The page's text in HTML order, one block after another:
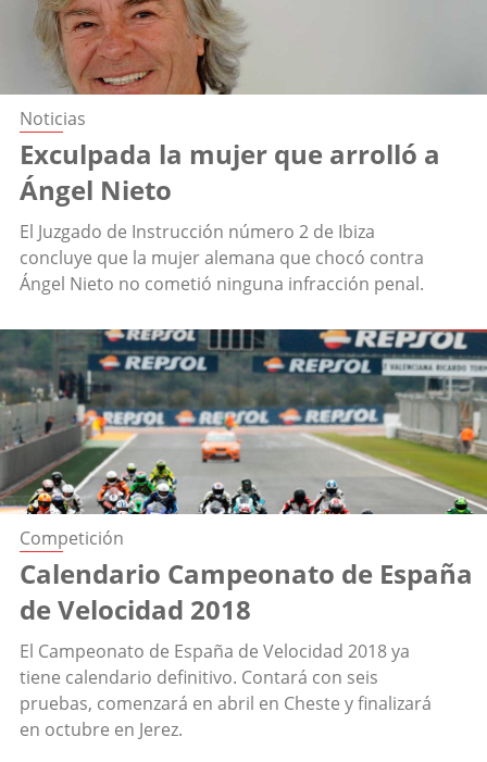
Noticias
Exculpada la mujer que arrolló a
Ángel Nieto
El Juzgado de Instrucción número 2 de Ibiza
concluye que la mujer alemana que chocó contra
Ángel Nieto no cometió ninguna infracción penal.
Competición
Calendario Campeonato de España
de Velocidad 2018
El Campeonato de España de Velocidad 2018 ya
tiene calendario definitivo. Contará con seis
pruebas, comenzará en abril en Cheste y finalizará
en octubre en Jerez.